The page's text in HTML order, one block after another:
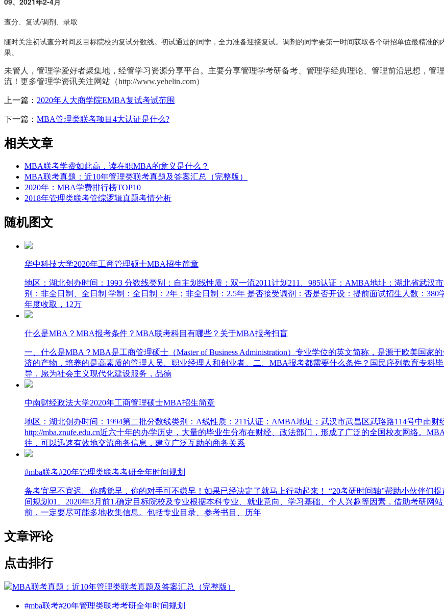
查分、复试/调剂、录取
随时关注初试查分时间及目标院校的复试分数线。初试通过的同学，全力准备迎接复试。调剂的同学要第一时间获取各个研招单位最精准
果。
未管人，管理学爱好者聚集地， 经管学习资源分享平台。 主要分享管理学考研备考、管理学经典理论、管理前沿思想， 管
流！更多管理学资讯关注网站（http://www.yehelin.com）
上一篇： 2020年人大商学院EMBA复试考试范围
下一篇： MBA管理类联考项目4大认证是什么?
相关文章
MBA联考学费如此高，读在职MBA的意义是什么？
MBA联考真题：近10年管理类联考真题及答案汇总（完整版）
2020年：MBA学费排行榜TOP10
2018年管理类联考管综逻辑真题考情分析
随机图文
华中科技大学2020年工商管理硕士MBA招生简章
地区：湖北创办时间：1993 分数线类别：自主划线性质：双一流2011计划211、985认证：AMBA地址：湖北省武汉
别：非全日制、全日制 学制：全日制：2年；非全日制：2.5年 是否接受调剂：否是否开设：提前面试招生人数：
年度收取，12万
什么是MBA？MBA报考条件？MBA联考科目有哪些？关于MBA报考扫盲
一、什么是MBA？MBA是工商管理硕士（Master of Business Administration）专业学位的英文简称，是源于欧美国
济的产物，培养的是高素质的管理人员、职业经理人和创业者。二、MBA报考都需要什么条件？国民序列教育专科
导，愿为社会主义现代化建设服务，品德
中南财经政法大学2020年工商管理硕士MBA招生简章
地区：湖北创办时间：1994第二批分数线类别：A线性质：211认证：AMBA地址：武汉市武昌区武珞路114号中南财
http://mba.znufe.edu.cn近六十年的办学历史，大量的毕业生分布在财经、政法部门，形成了广泛的全国校友网络。
往，可以迅速有效地交流商务信息，建立广泛互助的商务关系
#mba联考#20年管理类联考考研全年时间规划
备考宜早不宜迟。你感觉早，你的对手可不嫌早！如果已经决定了就马上行动起来！ “20考研时间轴”帮助小伙伴们
间规划01、2020年3月前1.确定目标院校及专业根据本科专业、就业意向、学习基础、个人兴趣等因素，借助考研网
前，一定要尽可能多地收集信息。包括专业目录、参考书目、历年
文章评论
点击排行
MBA联考真题：近10年管理类联考真题及答案汇总（完整版）
#mba联考#20年管理类联考考研全年时间规划